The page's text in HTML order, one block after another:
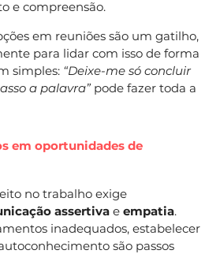
e compreensão.
em reuniões são um gatilho,
para lidar com isso de forma
simples: “Deixe-me só concluir
a palavra”pode fazer toda a
em oportunidades de
no trabalho exige
assertiva e empatia.
inadequados, estabelecer
são passos